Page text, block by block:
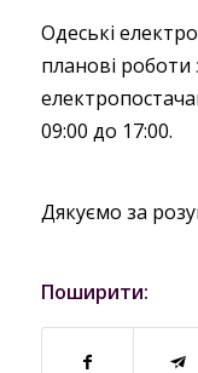
Одеські
планові роботи
09:00 до 17:00.
Дякуємо за
Поширити: